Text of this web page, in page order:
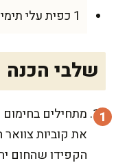
1 כפית עלי תימין או כף עלי פטרוזיליה לקישוט
שלבי הכנה
מתחילים בחימום
את קוביות
הקפידו שהחום